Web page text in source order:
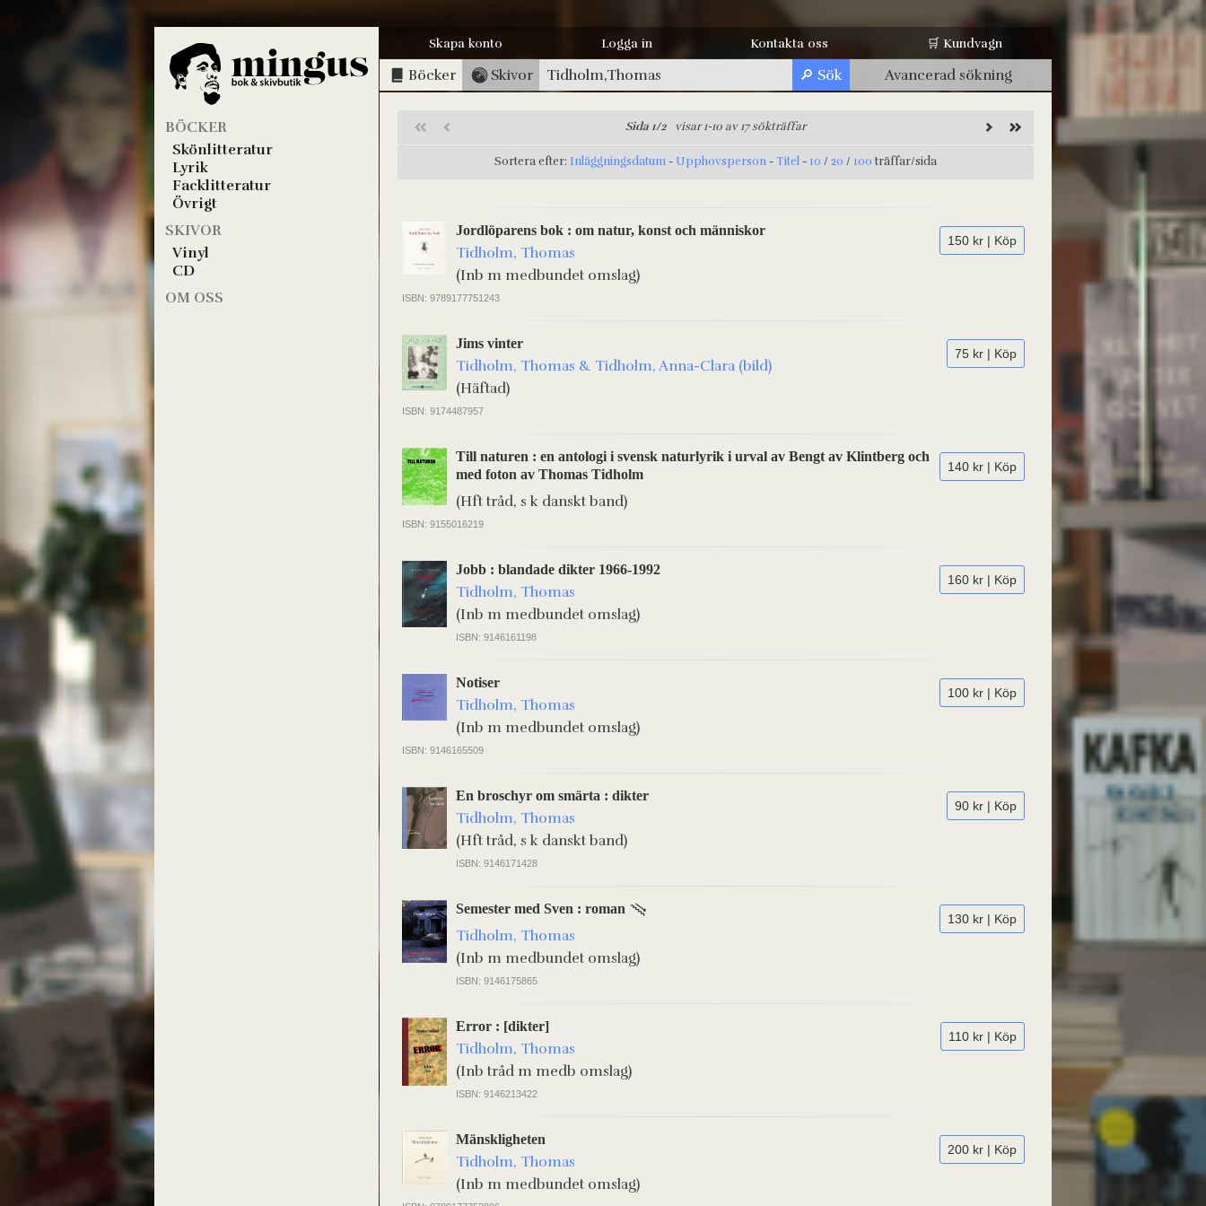
BÖCKER
Skönlitteratur
Lyrik
Facklitteratur
Övrigt
SKIVOR
Vinyl
CD
OM OSS
Skapa konto Logga in Kontakta oss 🛒 Kundvagn
Böcker Skivor Avancerad sökning
Sida 1/2 visar 1-10 av 17 sökträffar
Sortera efter: Inläggningsdatum - Upphovsperson -Titel - 10 / 20 / 100 träffar/sida
150 kr | Köp
Jordlöparens bok : om natur, konst och människor
Tidholm, Thomas
(Inb m medbundet omslag)
ISBN: 9789177751243
75 kr | Köp
Jims vinter
Tidholm, Thomas & Tidholm, Anna-Clara (bild)
(Häftad)
ISBN: 9174487957
140 kr | Köp
Till naturen : en antologi i svensk naturlyrik i urval av Bengt av Klintberg och
med foton av Thomas Tidholm
(Hft tråd, s k danskt band)
ISBN: 9155016219
160 kr | Köp
Jobb : blandade dikter 1966-1992
Tidholm, Thomas
(Inb m medbundet omslag)
ISBN: 9146161198
100 kr | Köp
Notiser
Tidholm, Thomas
(Inb m medbundet omslag)
ISBN: 9146165509
90 kr | Köp
En broschyr om smärta : dikter
Tidholm, Thomas
(Hft tråd, s k danskt band)
ISBN: 9146171428
130 kr | Köp
Semester med Sven : roman
Tidholm, Thomas
(Inb m medbundet omslag)
ISBN: 9146175865
110 kr | Köp
Error : [dikter]
Tidholm, Thomas
(Inb tråd m medb omslag)
ISBN: 9146213422
200 kr | Köp
Mänskligheten
Tidholm, Thomas
(Inb m medbundet omslag)